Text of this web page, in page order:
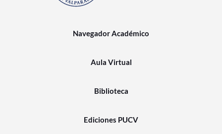
Navegador Académico
Aula Virtual
Biblioteca
Ediciones PUCV